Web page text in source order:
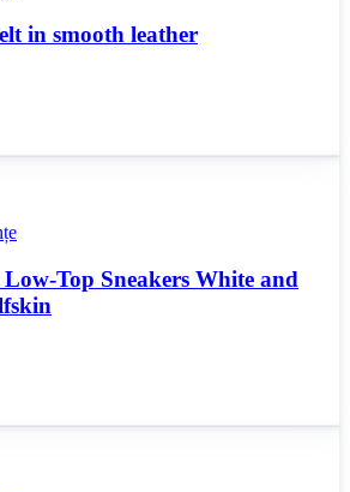
in smooth leather
Top Sneakers White and